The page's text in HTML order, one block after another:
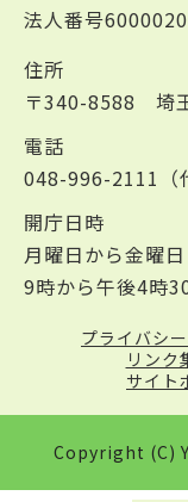
法人番号
住所
〒340-8588 埼
電話
048-996-2111（
開庁日時
月曜日から金曜
9時から午後4時
プライバシ
リンク
サイト
Copyright (C)